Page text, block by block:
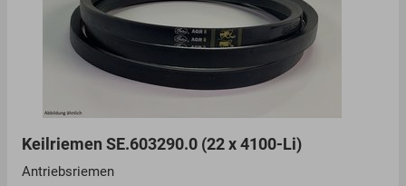
Keilriemen SE.603290.0 (22 x 4100-Li)
Antriebsriemen